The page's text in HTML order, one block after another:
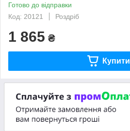
Готово до відправки
Код: 20121
Роздріб
1 865 ₴
Купити